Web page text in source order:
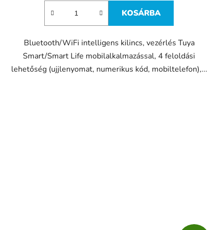
KOSÁRBA
Bluetooth/WiFi intelligens kilincs, vezérlés Tuya
Smart/Smart Life mobilalkalmazással, 4 feloldási
lehetőség (ujjlenyomat, numerikus kód, mobiltelefon),...